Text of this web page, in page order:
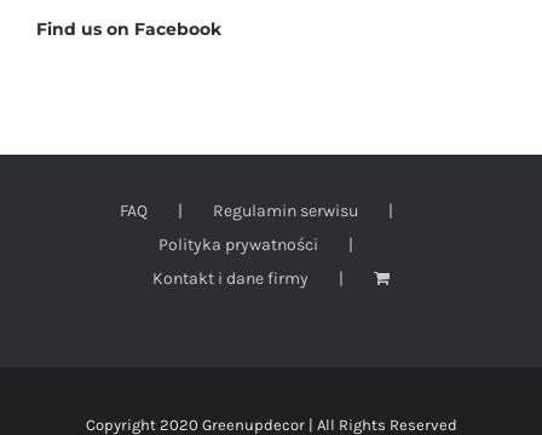
Find us on Facebook
FAQ
Regulamin serwisu
Polityka prywatności
Kontakt i dane firmy
Copyright 2020 Greenupdecor | All Rights Reserved